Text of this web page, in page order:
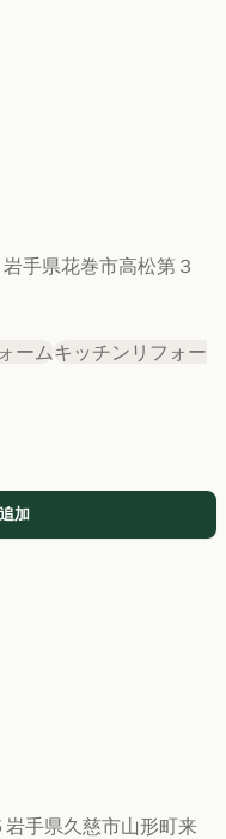
手県花巻市高松第３
ームキッチンリフォー
加
手県久慈市山形町来